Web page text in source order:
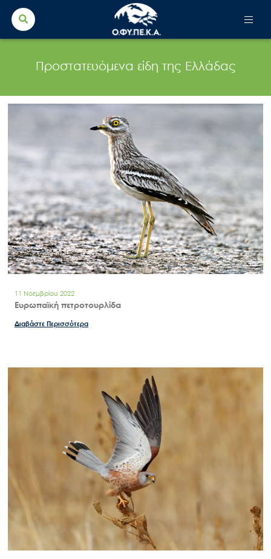
Search
for:
Προστατευόμενα είδη της Ελλάδας
11 Νοεμβρίου 2022
Ευρωπαϊκή πετροτουρλίδα
Διαβάστε Περισσότερα